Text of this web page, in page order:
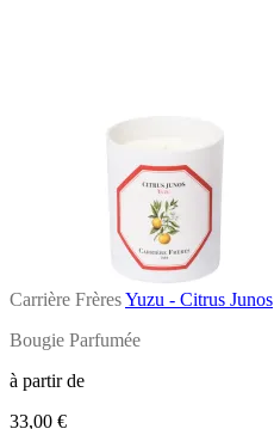
Carrière FrèresYuzu - Citrus Junos
Bougie Parfumée
à partir de
33,00 €